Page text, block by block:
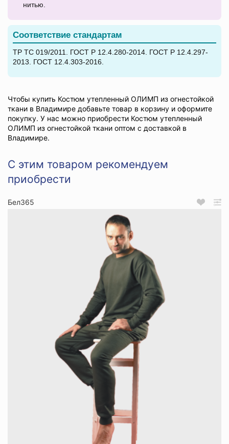
нитью.
Соответствие стандартам
ТР ТС 019/2011. ГОСТ Р 12.4.280-2014. ГОСТ Р 12.4.297-
2013. ГОСТ 12.4.303-2016.
Чтобы купить Костюм утепленный ОЛИМП из огнестойкой
ткани в Владимире добавьте товар в корзину и оформите
покупку. У нас можно приобрести Костюм утепленный
ОЛИМП из огнестойкой ткани оптом с доставкой в
Владимире.
С этим товаром рекомендуем
приобрести
Бел365